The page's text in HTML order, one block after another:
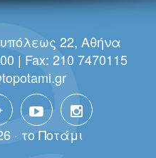
22, Αθήνα
| Fax: 210 7470115
· τo Πoτάμι